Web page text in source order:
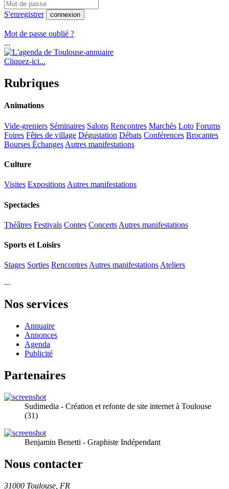
S'enregistrer connexion
Mot de passe oublié ?
...
Cliquez-ici...
Rubriques
Animations
Vide-greniers Séminaires Salons Rencontres Marchés Loto Forums
Foires Fêtes de village Dégustation Débats Conférences Brocantes
Bourses Échanges Autres manifestations
Culture
Visites Expositions Autres manifestations
Spectacles
Théâtres Festivals Contes Concerts Autres manifestations
Sports et Loisirs
Stages Sorties Rencontres Autres manifestations Ateliers
...
Nos services
Annuaire
Annonces
Agenda
Publicité
Partenaires
Sudimedia - Création et refonte de site internet à Toulouse
(31)
Benjamin Benetti - Graphiste Indépendant
Nous contacter
31000 Toulouse, FR